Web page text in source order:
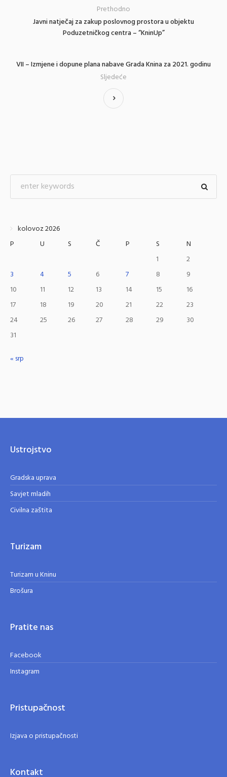
Javni natječaj za zakup poslovnog prostora u objektu
Poduzetničkog centra – “KninUp”
Prethodno
VII – Izmjene i dopune plana nabave Grada Knina za 2021. godinu
Sljedeće
kolovoz 2026
P
U S Č P S
N
1
2
3
4 5 6 7 8
9
10
11 12 13 14 15
16
17
18 19 20 21 22
23
24
25 26 27 28 29
30
31
« srp
Ustrojstvo
Gradska uprava
Savjet mladih
Civilna zaštita
Turizam
Turizam u Kninu
Brošura
Pratite nas
Facebook
Instagram
Pristupačnost
Izjava o pristupačnosti
Kontakt